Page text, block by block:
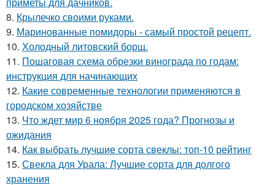
8. Крылечко своими руками.
9. Маринованные помидоры - самый простой рецепт.
10. Холодный литовский борщ.
11. Пошаговая схема обрезки винограда по годам:
инструкция для начинающих
12. Какие современные технологии применяются в
городском хозяйстве
13. Что ждет мир 6 ноября 2025 года? Прогнозы и
ожидания
14. Как выбрать лучшие сорта свеклы: топ-10 рейтинг
15. Свекла для Урала: Лучшие сорта для долгого
хранения